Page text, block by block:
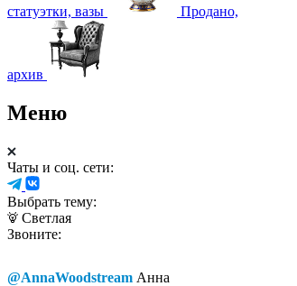
статуэтки, вазы Продано,
архив
Меню
Чаты и соц. сети:
Выбрать тему:
Светлая
Звоните:
@AnnaWoodstream Анна